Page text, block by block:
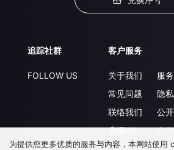
追踪社群
FOLLOW US
客户服务
关于我们
常见问题
联络我们
升级VIP
服
隐
公
合
为提供您更多优质的服务与内容，本网站使用